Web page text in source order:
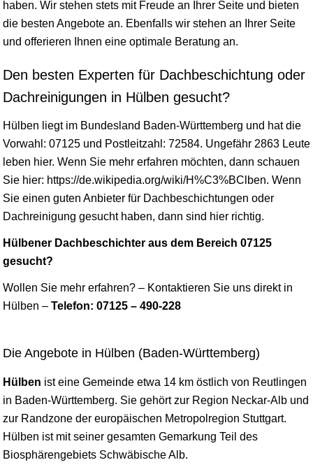
haben. Wir stehen stets mit Freude an Ihrer Seite und bieten
die besten Angebote an. Ebenfalls wir stehen an Ihrer Seite
und offerieren Ihnen eine optimale Beratung an.
Den besten Experten für Dachbeschichtung oder
Dachreinigungen in Hülben gesucht?
Hülben liegt im Bundesland Baden-Württemberg und hat die
Vorwahl: 07125 und Postleitzahl: 72584. Ungefähr 2863 Leute
leben hier. Wenn Sie mehr erfahren möchten, dann schauen
Sie hier: https://de.wikipedia.org/wiki/H%C3%BClben. Wenn
Sie einen guten Anbieter für Dachbeschichtungen oder
Dachreinigung gesucht haben, dann sind hier richtig.
Hülbener Dachbeschichter aus dem Bereich 07125
gesucht?
Wollen Sie mehr erfahren? – Kontaktieren Sie uns direkt in
Hülben – Telefon: 07125 – 490-228
Die Angebote in Hülben (Baden-Württemberg)
Hülben ist eine Gemeinde etwa 14 km östlich von Reutlingen
in Baden-Württemberg. Sie gehört zur Region Neckar-Alb und
zur Randzone der europäischen Metropolregion Stuttgart.
Hülben ist mit seiner gesamten Gemarkung Teil des
Biosphärengebiets Schwäbische Alb.